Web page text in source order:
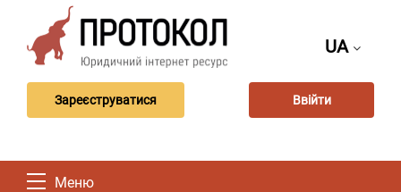
UA
Зареєструватися Ввійти
Меню